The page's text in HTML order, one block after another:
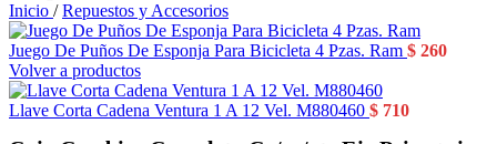
Inicio / Repuestos y Accesorios
Juego De Puños De Esponja Para Bicicleta 4 Pzas. Ram $ 260
Volver a productos
Llave Corta Cadena Ventura 1 A 12 Vel. M880460 $ 710